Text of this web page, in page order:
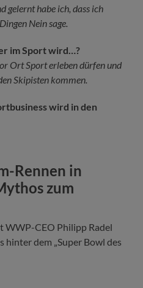
gelernt habe ich, dass ich
Nein sage.
im Sport wird…?
Ort Sport erleben dürfen und
Skipisten kommen.
wird in den
Rennen in
zum
WWP-CEO Philipp Radel
hinter dem „Super Bowl des